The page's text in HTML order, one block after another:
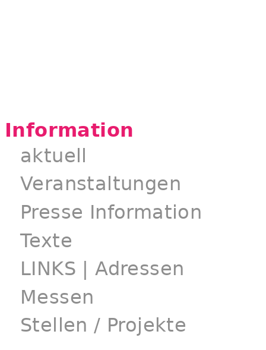
Information
aktuell
Veranstaltungen
Presse Information
Texte
LINKS | Adressen
Messen
Stellen / Projekte